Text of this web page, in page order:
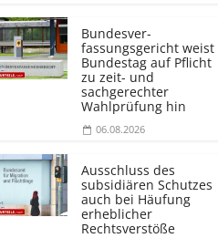
Bundesver­
fassungsgericht weist
Bundestag auf Pflicht
zu zeit- und
sachgerechter
Wahlprüfung hin
06.08.2026
Ausschluss des
subsidiären Schutzes
auch bei Häufung
erheblicher
Rechtsverstöße